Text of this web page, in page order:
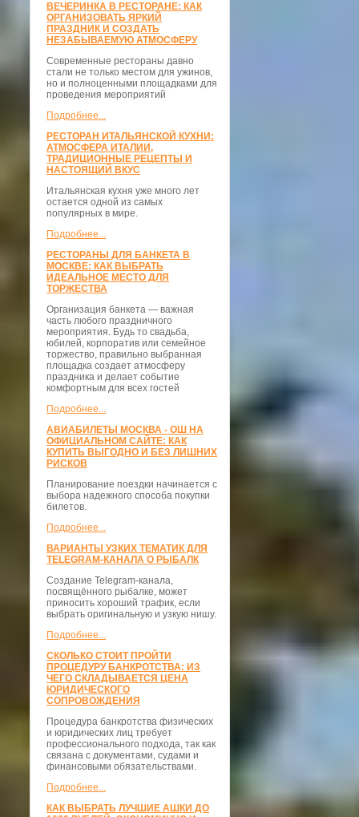
ВЕЧЕРИНКА В РЕСТОРАНЕ: КАК
ОРГАНИЗОВАТЬ ЯРКИЙ
ПРАЗДНИК И СОЗДАТЬ
НЕЗАБЫВАЕМУЮ АТМОСФЕРУ
Современные рестораны давно
стали не только местом для ужинов,
но и полноценными площадками для
проведения мероприятий
Подробнее...
РЕСТОРАН ИТАЛЬЯНСКОЙ КУХНИ:
АТМОСФЕРА ИТАЛИИ,
ТРАДИЦИОННЫЕ РЕЦЕПТЫ И
НАСТОЯЩИЙ ВКУС
Итальянская кухня уже много лет
остается одной из самых
популярных в мире.
Подробнее...
РЕСТОРАНЫ ДЛЯ БАНКЕТА В
МОСКВЕ: КАК ВЫБРАТЬ
ИДЕАЛЬНОЕ МЕСТО ДЛЯ
ТОРЖЕСТВА
Организация банкета — важная
часть любого праздничного
мероприятия. Будь то свадьба,
юбилей, корпоратив или семейное
торжество, правильно выбранная
площадка создает атмосферу
праздника и делает событие
комфортным для всех гостей
Подробнее...
АВИАБИЛЕТЫ МОСКВА - ОШ НА
ОФИЦИАЛЬНОМ САЙТЕ: КАК
КУПИТЬ ВЫГОДНО И БЕЗ ЛИШНИХ
РИСКОВ
Планирование поездки начинается с
выбора надежного способа покупки
билетов.
Подробнее...
ВАРИАНТЫ УЗКИХ ТЕМАТИК ДЛЯ
TELEGRAM-КАНАЛА О РЫБАЛК
Создание Telegram-канала,
посвящённого рыбалке, может
приносить хороший трафик, если
выбрать оригинальную и узкую нишу.
Подробнее...
СКОЛЬКО СТОИТ ПРОЙТИ
ПРОЦЕДУРУ БАНКРОТСТВА: ИЗ
ЧЕГО СКЛАДЫВАЕТСЯ ЦЕНА
ЮРИДИЧЕСКОГО
СОПРОВОЖДЕНИЯ
Процедура банкротства физических
и юридических лиц требует
профессионального подхода, так как
связана с документами, судами и
финансовыми обязательствами.
Подробнее...
КАК ВЫБРАТЬ ЛУЧШИЕ АШКИ ДО